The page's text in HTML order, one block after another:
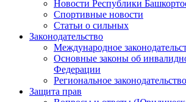
Новости Республики
Спортивные новости
Статьи о сильных
Законодательство
Международное
Основные законы об
Федерации
Региональное законодательство
Защита прав